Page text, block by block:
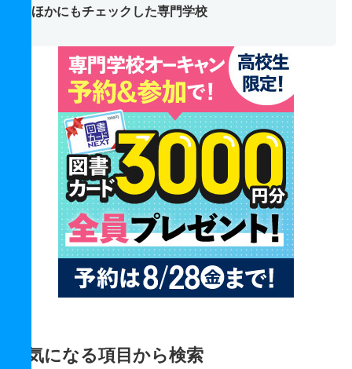
ほかにもチェックした専門学校
気になる項目から検索